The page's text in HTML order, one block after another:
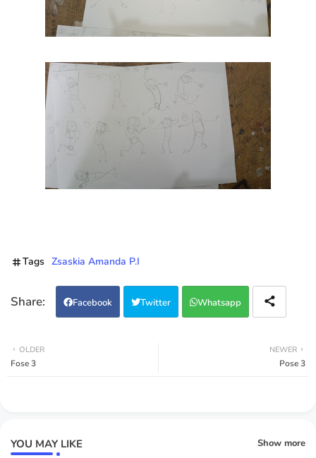
Tags Zsaskia Amanda P.I
Facebook Twitter Whatsapp
NEWER
Pose 3
OLDER
Fose 3
YOU MAY LIKE Show more